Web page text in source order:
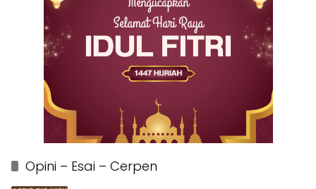
Opini – Esai – Cerpen